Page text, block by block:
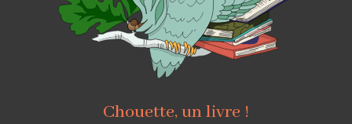
Chouette, un livre !